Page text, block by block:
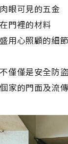
眼可見的五金
門裡的材料
用心照顧的細節
僅僅是安全防盜
家的門面及流